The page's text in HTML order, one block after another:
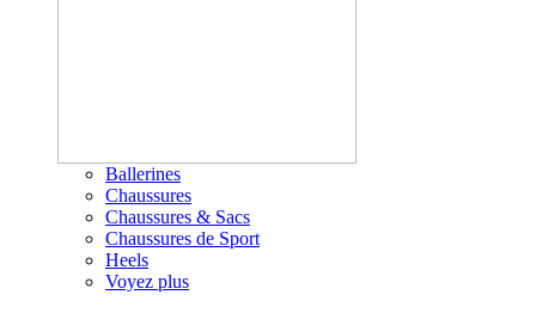
Ballerines
Chaussures
Chaussures & Sacs
Chaussures de Sport
Heels
Voyez plus